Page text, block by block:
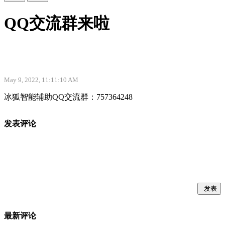
QQ交流群来啦
May 9, 2022, 11:11:10 AM
冰狐智能辅助QQ交流群：757364248
发表评论
发表
最新评论